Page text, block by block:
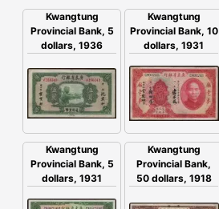
Kwangtung
Provincial Bank, 5
dollars, 1936
Kwangtung
Provincial Bank, 10
dollars, 1931
Kwangtung
Provincial Bank, 5
dollars, 1931
Kwangtung
Provincial Bank,
50 dollars, 1918